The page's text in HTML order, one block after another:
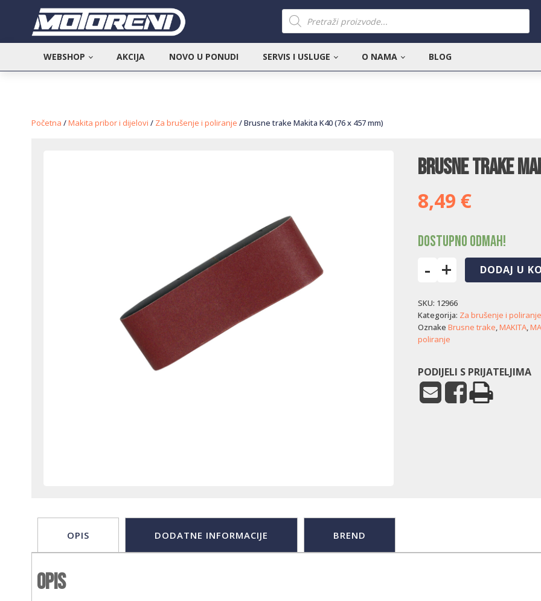
Products
search
WEBSHOP AKCIJA NOVO U PONUDI SERVIS I USLUGE O NAMA BLOG
Početna /Makita pribor i dijelovi / Za brušenje i poliranje / Brusne trake Makita K40 (76 x 457 mm)
Brusne trake
8,49 €
Dostupno odmah!
-
Makita
K40
(76
x
količina
+ DODAJ U
SKU: 12966
Kategorija: Za brušenje i poliranje
Oznake Brusne trake,MAKITA,
poliranje
PODIJELI S PRIJATELJIMA
OPIS DODATNE INFORMACIJE BREND
Opis